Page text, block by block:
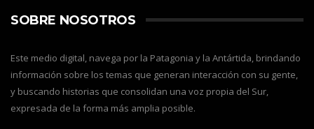
SOBRE NOSOTROS
Este medio digital, navega por la Patagonia y la Antártida, brindando
información sobre los temas que generan interacción con su gente,
y buscando historias que consolidan una voz propia del Sur,
expresada de la forma más amplia posible.